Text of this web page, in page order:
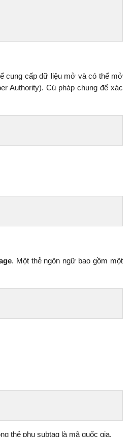
cung cấp dữ liệu mở và có thể mở
Authority). Cú pháp chung để xác
. Một thẻ ngôn ngữ bao gồm một
thẻ phụ subtag là mã quốc gia.